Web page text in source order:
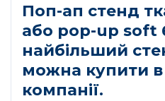
Поп-ап стенд
або pop-up soft
найбільший
можна купити в
компанії.